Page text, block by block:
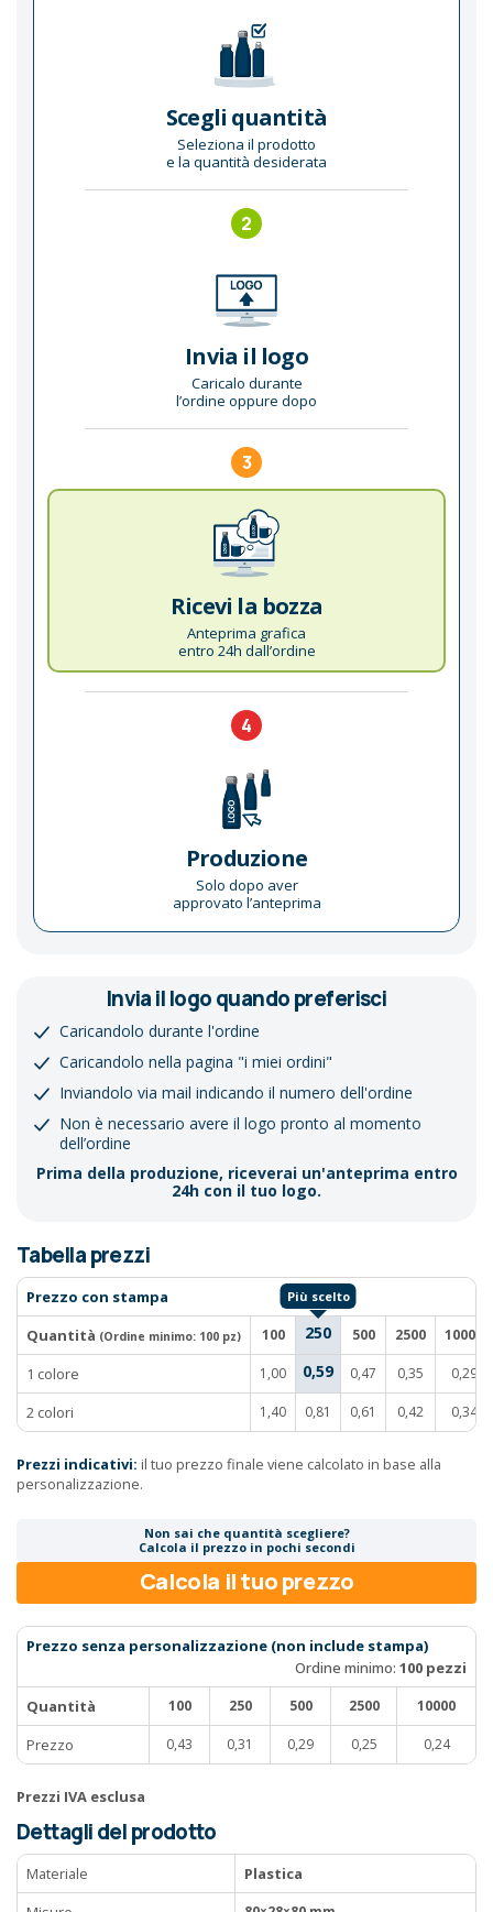
Scegli quantità
Seleziona il prodotto
e la quantità desiderata
2
Invia il logo
Caricalo durante
l’ordine oppure dopo
3
Ricevi la bozza
Anteprima grafica
entro 24h dall’ordine
4
Produzione
Solo dopo aver
approvato l’anteprima
Invia il logo quando preferisci
Caricandolo durante l'ordine
Caricandolo nella pagina "i miei ordini"
Inviandolo via mail indicando il numero dell'ordine
Non è necessario avere il logo pronto al momento
dell’ordine
Prima della produzione, riceverai un'anteprima entro
24h con il tuo logo.
Tabella prezzi
Prezzo con stampa
Quantità (Ordine minimo: 100 pz) 100 250 500 2500 10000
1 colore 1,00 0,59 0,47 0,35 0,29
2 colori 1,40 0,81 0,61 0,42 0,34
Prezzi indicativi: il tuo prezzo finale viene calcolato in base alla
personalizzazione.
Non sai che quantità scegliere?
Calcola il prezzo in pochi secondi
Calcola il tuo prezzo
Prezzo senza personalizzazione (non include stampa)
Ordine minimo: 100 pezzi
Quantità
100 250 500 2500 10000
Prezzo 0,43 0,31 0,29 0,25 0,24
Prezzi IVA esclusa
Dettagli del prodotto
Materiale
Plastica